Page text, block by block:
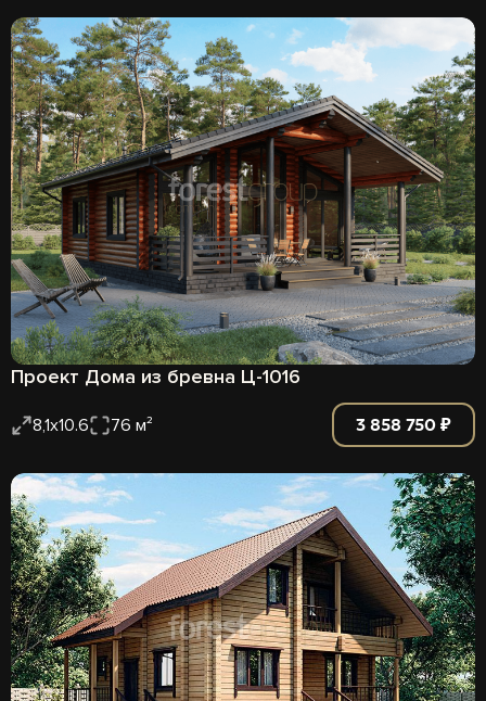
Проект Дома из бревна Ц-1016
8,1х10.6 76 м² 3 858 750 ₽